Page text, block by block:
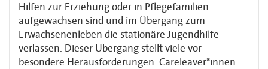
Hilfen zur Erziehung oder in Pflegefamilien
aufgewachsen sind und im Übergang zum
Erwachsenenleben die stationäre Jugendhilfe
verlassen. Dieser Übergang stellt viele vor
besondere Herausforderungen. Careleaver*innen